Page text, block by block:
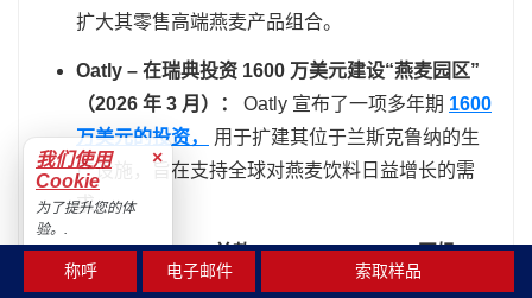
扩大其零售高端燕麦产品组合。
Oatly – 在瑞典投资 1600 万美元建设“燕麦园区”
（2026 年 3 月）：
Oatly 宣布了一项多年期 1600
万美元的投资，
用于扩建其位于兰斯克鲁纳的生
产设施，旨在支持全球对燕麦饮料日益增长的需
求。
Califia Farms – 首款 Simple & Organic 豆奶
（2026 年 1 月）：
Califia Farms 推出了首款
称呼 电子邮件 索取样品
我们使用
Cookie
×
为了提升您的体
验。.
接受